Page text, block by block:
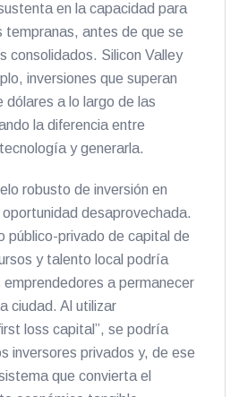
en la capacidad para
tempranas, antes de que se
consolidados. Silicon Valley
inversiones que superan
dólares a lo largo de las
la diferencia entre
y generarla.
robusto de inversión en
desaprovechada.
público-privado de capital de
y talento local podría
a permanecer
ciudad. Al utilizar
loss capital”, se podría
inversores privados y, de ese
que convierta el